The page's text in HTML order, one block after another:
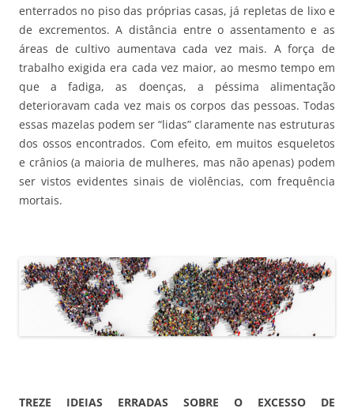
enterrados no piso das próprias casas, já repletas de lixo e
de excrementos. A distância entre o assentamento e as
áreas de cultivo aumentava cada vez mais. A força de
trabalho exigida era cada vez maior, ao mesmo tempo em
que a fadiga, as doenças, a péssima alimentação
deterioravam cada vez mais os corpos das pessoas. Todas
essas mazelas podem ser “lidas” claramente nas estruturas
dos ossos encontrados. Com efeito, em muitos esqueletos
e crânios (a maioria de mulheres, mas não apenas) podem
ser vistos evidentes sinais de violências, com frequência
mortais.
TREZE IDEIAS ERRADAS SOBRE O EXCESSO DE